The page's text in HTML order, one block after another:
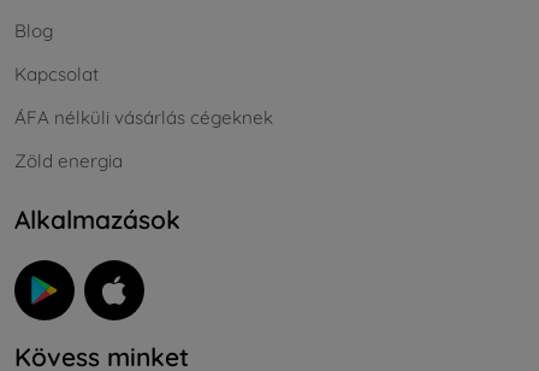
Blog
Kapcsolat
ÁFA nélküli vásárlás cégeknek
Zöld energia
Alkalmazások
Kövess minket